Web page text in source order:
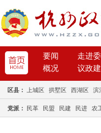
要闻 走进
概况
议政
区县： 上城区 拱墅区 西湖区 滨
党派： 民革 民盟 民建 民进 农